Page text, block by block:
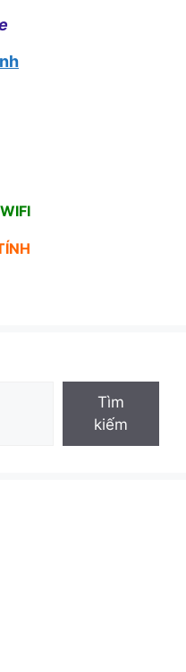
Tìm
kiếm